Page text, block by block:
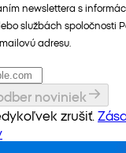
newslettera s
službách spoločnosti
adresu.
noviniek
zrušiť.